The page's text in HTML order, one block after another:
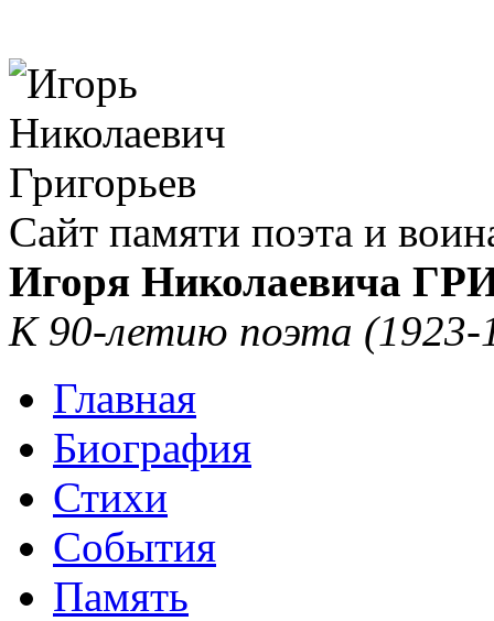
Сайт памяти поэта и
Игоря Николаевича
К 90-летию поэта (1923-
Главная
Биография
Стихи
События
Память